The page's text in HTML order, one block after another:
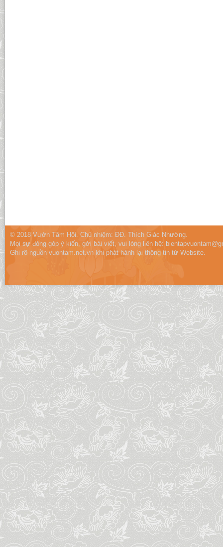
© 2018 Vườn Tâm Hội. Chủ nhiệm: ĐĐ. Thích Giác Nhường.
Mọi sự đóng góp ý kiến, gởi bài viết, vui lòng liên hệ:
Ghi rõ nguồn vuontam.net.vn khi phát hành lại thông tin từ Website.